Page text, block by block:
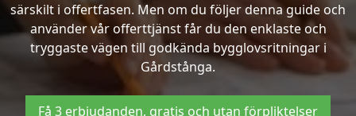
särskilt i offertfasen. Men om du följer denna guide och
använder vår offerttjänst får du den enklaste och
tryggaste vägen till godkända bygglovsritningar i
Gårdstånga.
Få 3 erbjudanden, gratis och utan förpliktelser